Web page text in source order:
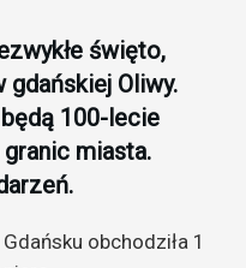
święto,
Oliwy.
100-lecie
miasta.
obchodziła 1